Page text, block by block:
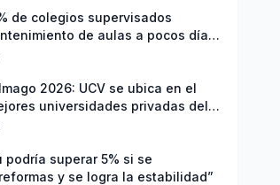
de colegios supervisados
de aulas a pocos días
escolar 2026
2026: UCV se ubica en el
universidades privadas del
podría superar 5% si se
y se logra la estabilidad”